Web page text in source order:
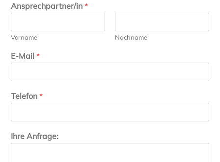
Ansprechpartner/in*
Vorname Nachname
E-Mail*
Telefon*
Ihre Anfrage: